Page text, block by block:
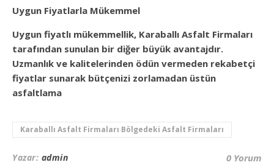
Uygun Fiyatlarla Mükemmel
Uygun fiyatlı mükemmellik, Karaballı Asfalt Firmaları
tarafından sunulan bir diğer büyük avantajdır.
Uzmanlık ve kalitelerinden ödün vermeden rekabetçi
fiyatlar sunarak bütçenizi zorlamadan üstün
asfaltlama
Karaballı Asfalt Firmaları Bölgedeki Asfalt Firmaları
Yazar: admin 0 Yorum